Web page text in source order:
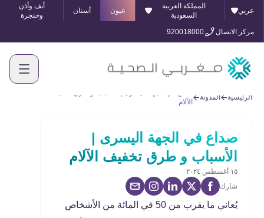
عربي
المملكة العربية
السعودية
عيون أسنان
أنف وأذن
وحنجرة
مركز الاتصال
920018000
الرئيسية المدونة
الآلام
صداع في الجهة اليسرى |
الأسباب و طرق تخفيف الآلام
١٥ أغسطس ٢٠٢٤
شارك
يُعاني ما يقرب من 50 في المائة من الأشخاص